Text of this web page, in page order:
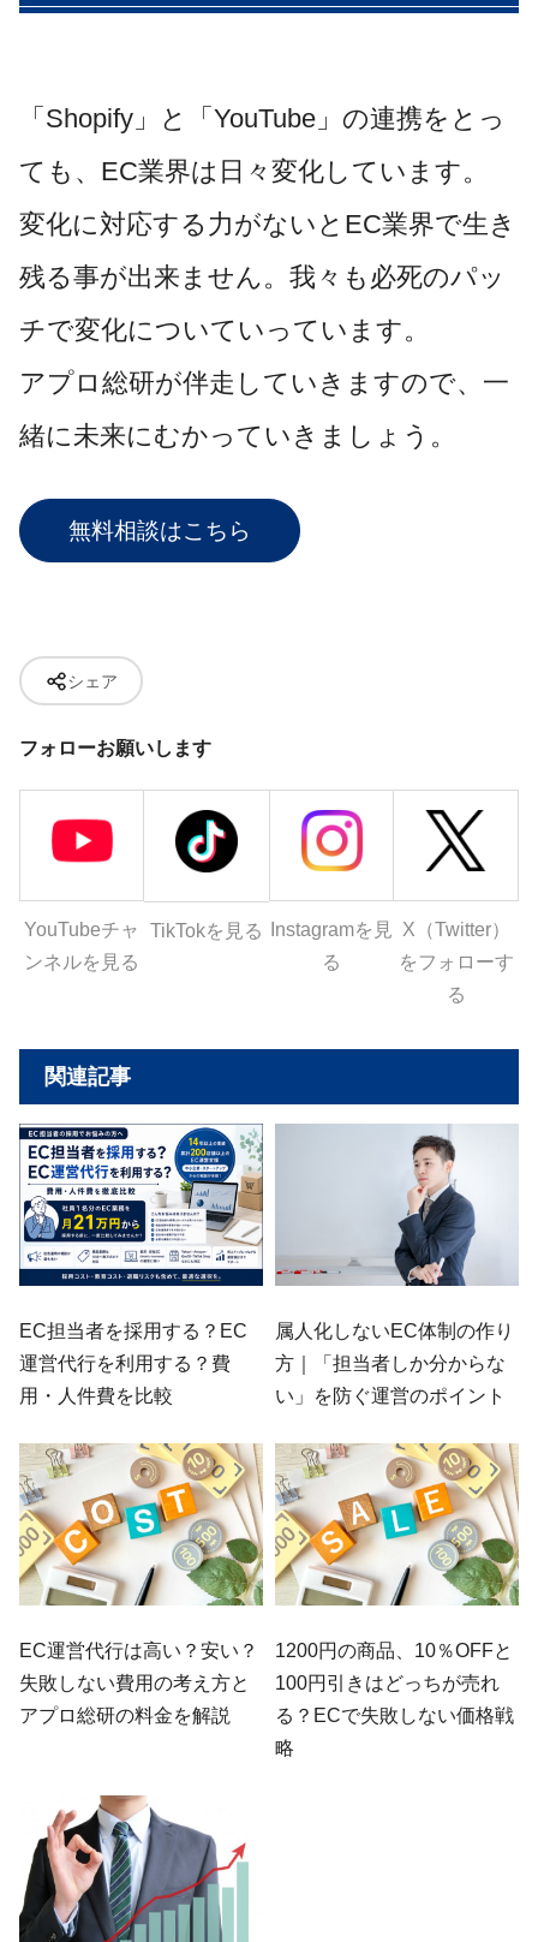
「Shopify」と「YouTube」の連携をとっ
ても、EC業界は日々変化しています。
変化に対応する力がないとEC業界で生き
残る事が出来ません。我々も必死のパッ
チで変化についていっています。
アプロ総研が伴走していきますので、一
緒に未来にむかっていきましょう。
無料相談はこちら
シェア
フォローお願いします
YouTubeチャ
ンネルを見る
TikTokを見る
Instagramを見
る
X（Twitter）
をフォローす
る
関連記事
EC担当者を採用する？EC
運営代行を利用する？費
用・人件費を比較
属人化しないEC体制の作り
方｜「担当者しか分からな
い」を防ぐ運営のポイント
EC運営代行は高い？安い？
失敗しない費用の考え方と
アプロ総研の料金を解説
1200円の商品、10％OFFと
100円引きはどっちが売れ
る？ECで失敗しない価格戦
略